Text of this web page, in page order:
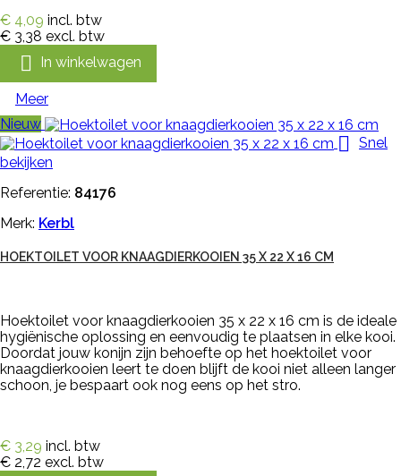
€ 4,09 incl. btw
€ 3,38 excl. btw
 In winkelwagen
Meer
Nieuw
 Snel
bekijken
Referentie: 84176
Merk: Kerbl
HOEKTOILET VOOR KNAAGDIERKOOIEN 35 X 22 X 16 CM
Hoektoilet voor knaagdierkooien 35 x 22 x 16 cm is de ideale
hygiënische oplossing en eenvoudig te plaatsen in elke kooi.
Doordat jouw konijn zijn behoefte op het hoektoilet voor
knaagdierkooien leert te doen blijft de kooi niet alleen langer
schoon, je bespaart ook nog eens op het stro.
€ 3,29 incl. btw
€ 2,72 excl. btw